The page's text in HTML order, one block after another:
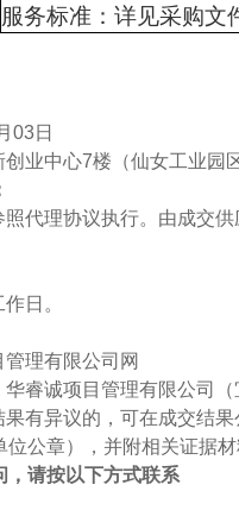
服务标准：详见采购文
03日
创业中心7楼（仙女工业园
代理协议执行。由成交
日。
理有限公司网
华睿诚项目管理有限公司
有异议的，可在成交结
公章），并附相关证据
，请按以下方式联系